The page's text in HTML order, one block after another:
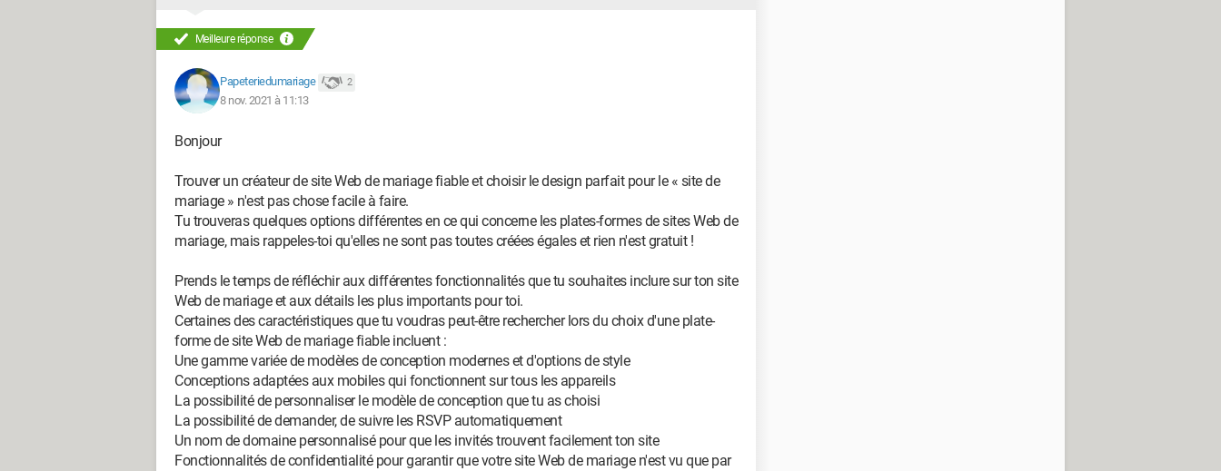
Meilleure réponse
Papeteriedumariage 2
8 nov. 2021 à 11:13
Bonjour
Trouver un créateur de site Web de mariage fiable et choisir le design parfait pour le « site de
mariage » n'est pas chose facile à faire.
Tu trouveras quelques options différentes en ce qui concerne les plates-formes de sites Web de
mariage, mais rappeles-toi qu'elles ne sont pas toutes créées égales et rien n'est gratuit !
Prends le temps de réfléchir aux différentes fonctionnalités que tu souhaites inclure sur ton site
Web de mariage et aux détails les plus importants pour toi.
Certaines des caractéristiques que tu voudras peut-être rechercher lors du choix d'une plate-
forme de site Web de mariage fiable incluent :
Une gamme variée de modèles de conception modernes et d'options de style
Conceptions adaptées aux mobiles qui fonctionnent sur tous les appareils
La possibilité de personnaliser le modèle de conception que tu as choisi
La possibilité de demander, de suivre les RSVP automatiquement
Un nom de domaine personnalisé pour que les invités trouvent facilement ton site
Fonctionnalités de confidentialité pour garantir que votre site Web de mariage n'est vu que par